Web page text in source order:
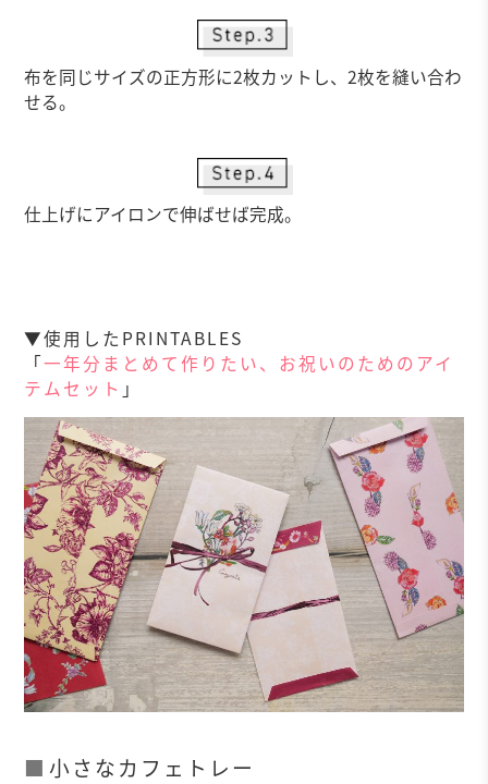
布を同じサイズの正方形に2枚カットし、2枚を縫い合わ
せる。
仕上げにアイロンで伸ばせば完成。
▼使用したPRINTABLES
「一年分まとめて作りたい、お祝いのためのアイ
テムセット 」
小さなカフェトレー